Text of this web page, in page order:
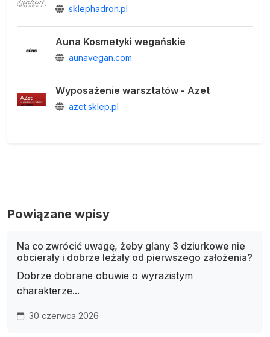
sklephadron.pl
Auna Kosmetyki wegańskie
aunavegan.com
Wyposażenie warsztatów - Azet
azet.sklep.pl
Powiązane wpisy
Na co zwrócić uwagę, żeby glany 3 dziurkowe nie
obcierały i dobrze leżały od pierwszego założenia?
Dobrze dobrane obuwie o wyrazistym
charakterze...
30 czerwca 2026